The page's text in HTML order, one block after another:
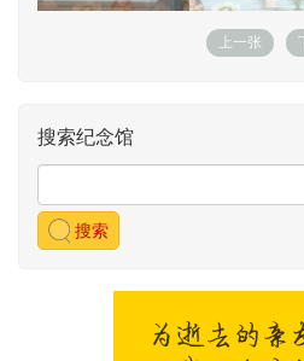
搜索纪念馆